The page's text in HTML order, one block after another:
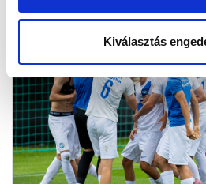
Kiválasztás